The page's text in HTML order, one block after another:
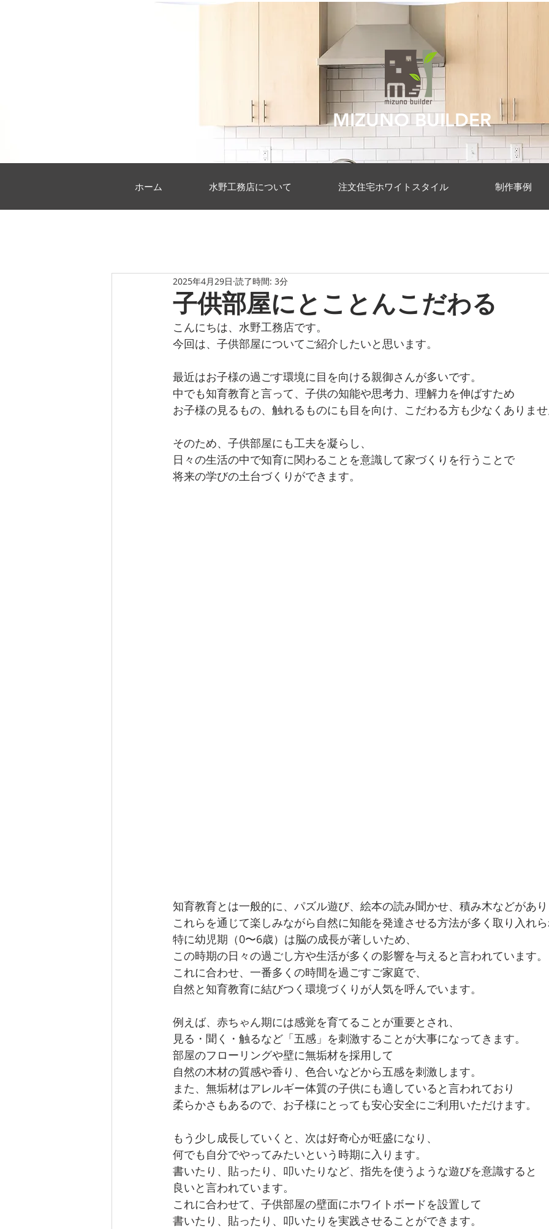
子供部屋にとことんこだわる
2025年4月29日 読了時間: 3分
こんにちは、水野工務店です。
今回は、子供部屋についてご紹介したいと思います。
最近はお子様の過ごす環境に目を向ける親御さんが多いです。
中でも知育教育と言って、子供の知能や思考力、理解力を伸ばすため
お子様の見るもの、触れるものにも目を向け、こだわる方も少なくありま
そのため、子供部屋にも工夫を凝らし、
日々の生活の中で知育に関わることを意識して家づくりを行うことで
将来の学びの土台づくりができます。
知育教育とは一般的に、パズル遊び、絵本の読み聞かせ、積み木などがあ
これらを通じて楽しみながら自然に知能を発達させる方法が多く取り入れ
特に幼児期（0〜6歳）は脳の成長が著しいため、
この時期の日々の過ごし方や生活が多くの影響を与えると言われています。
これに合わせ、一番多くの時間を過ごすご家庭で、
自然と知育教育に結びつく環境づくりが人気を呼んでいます。
例えば、赤ちゃん期には感覚を育てることが重要とされ、
見る・聞く・触るなど「五感」を刺激することが大事になってきます。
部屋のフローリングや壁に無垢材を採用して
自然の木材の質感や香り、色合いなどから五感を刺激します。
また、無垢材はアレルギー体質の子供にも適していると言われており
柔らかさもあるので、お子様にとっても安心安全にご利用いただけます。
もう少し成長していくと、次は好奇心が旺盛になり、
何でも自分でやってみたいという時期に入ります。
書いたり、貼ったり、叩いたりなど、指先を使うような遊びを意識すると
良いと言われています。
これに合わせて、子供部屋の壁面にホワイトボードを設置して
書いたり、貼ったり、叩いたりを実践させることができます。
ホーム 水野工務店について 注文住宅ホワイトスタイル 制作事例
MIZUNO BUILDER